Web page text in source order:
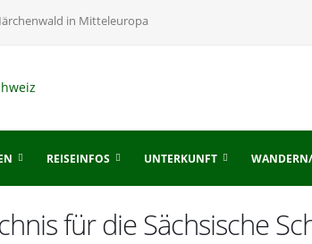
in Mitteleuropa
REISEINFOS UNTERKUNFT
für die Sächsische